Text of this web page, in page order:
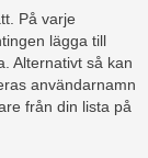
På varje
lägga till
Alternativt så kan
användarnamn
från din lista på